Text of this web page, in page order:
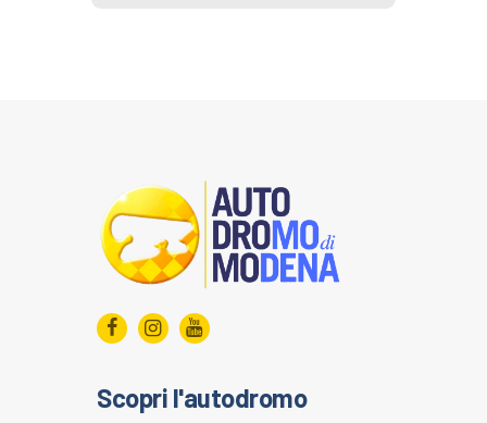
Scopri l'autodromo